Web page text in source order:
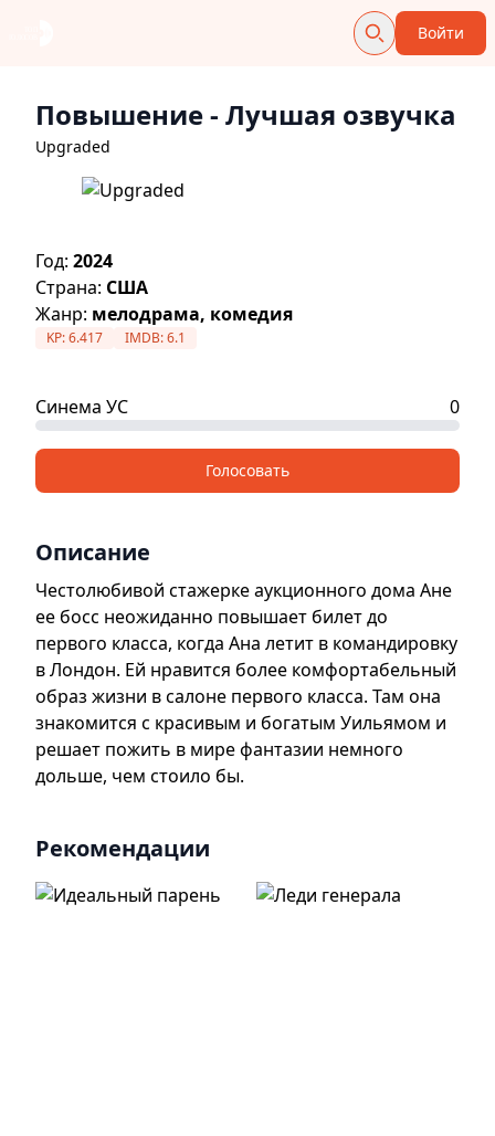
Войти
Повышение- Лучшая озвучка
Upgraded
Год: 2024
Страна: США
Жанр: мелодрама, комедия
KP:6.417 IMDB:6.1
Синема УС 0
Голосовать
Описание
Честолюбивой стажерке аукционного дома Ане
ее босс неожиданно повышает билет до
первого класса, когда Ана летит в командировку
в Лондон. Ей нравится более комфортабельный
образ жизни в салоне первого класса. Там она
знакомится с красивым и богатым Уильямом и
решает пожить в мире фантазии немного
дольше, чем стоило бы.
Рекомендации